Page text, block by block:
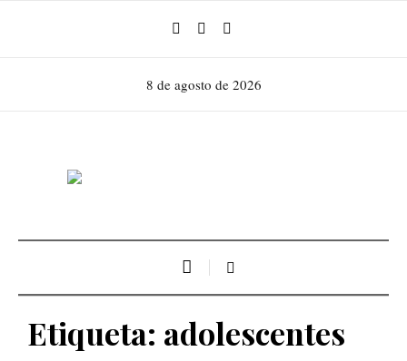
8 de agosto de 2026
Etiqueta: adolescentes